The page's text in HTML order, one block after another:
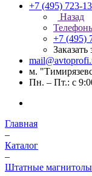
+7 (495) 723-
Назад
+7 (495)
Заказать
м.
Пн. – Пт.: с
Главная
–
Каталог
–
Штатные магнитолы